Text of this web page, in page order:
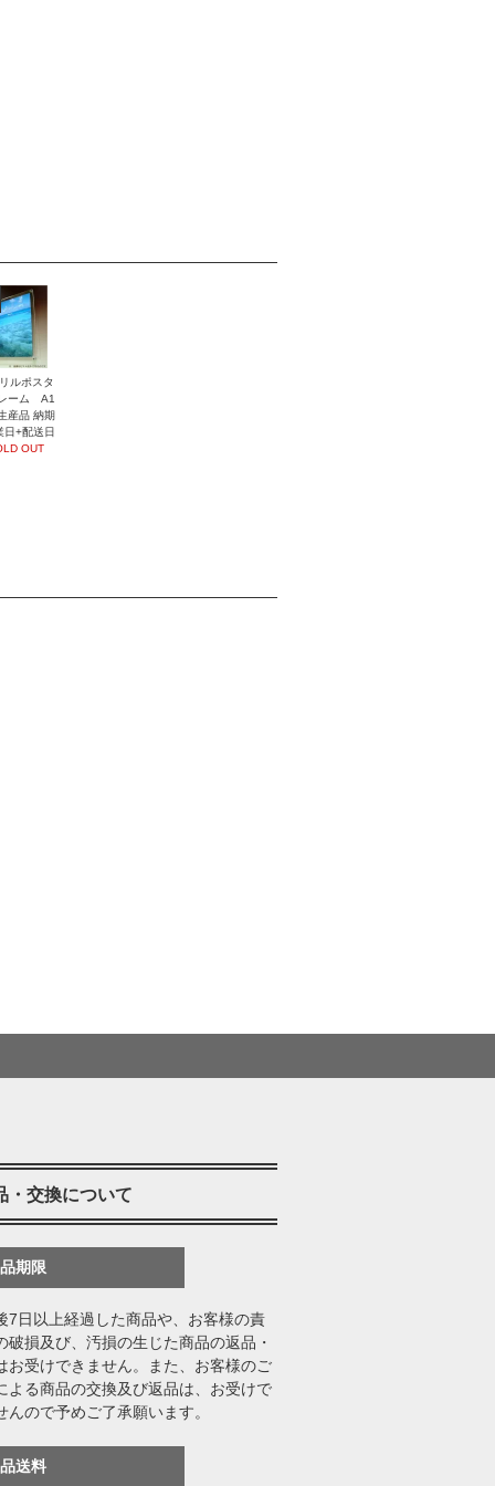
ルポスタ
ーム A1
産品 納期
日+配送日
OUT
・交換について
期限
7日以上経過した商品や、お客様の責
破損及び、汚損の生じた商品の返品・
お受けできません。また、お客様のご
よる商品の交換及び返品は、お受けで
んので予めご了承願います。
送料